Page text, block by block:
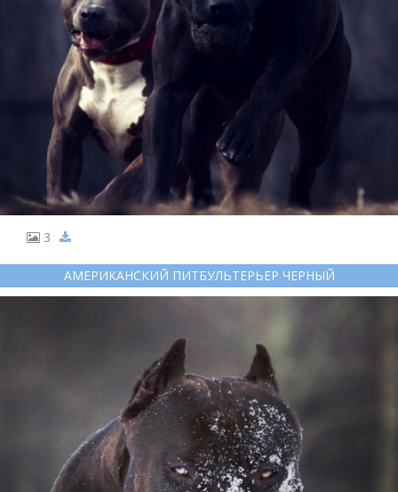
3
АМЕРИКАНСКИЙ ПИТБУЛЬТЕРЬЕР ЧЕРНЫЙ